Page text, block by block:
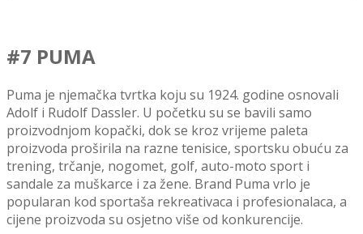
#7 PUMA
Puma je njemačka tvrtka koju su 1924. godine osnovali
Adolf i Rudolf Dassler. U početku su se bavili samo
proizvodnjom kopački, dok se kroz vrijeme paleta
proizvoda proširila na razne tenisice, sportsku obuću za
trening, trčanje, nogomet, golf, auto-moto sport i
sandale za muškarce i za žene. Brand Puma vrlo je
popularan kod sportaša rekreativaca i profesionalaca, a
cijene proizvoda su osjetno više od konkurencije.